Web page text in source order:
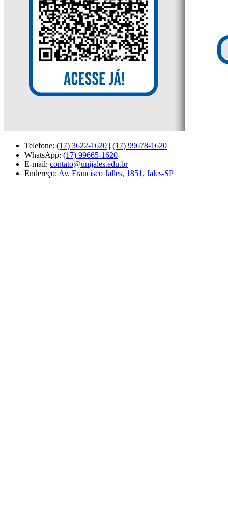
Telefone: (17) 3622-1620 | (17) 99678-1620
WhatsApp: (17) 99665-1620
E-mail: contato@unijales.edu.br
Endereço: Av. Francisco Jalles, 1851, Jales-SP